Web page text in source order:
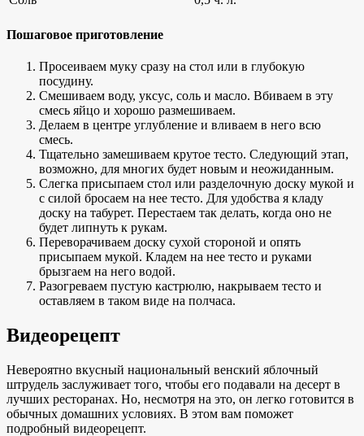
Пошаговое приготовление
Просеиваем муку сразу на стол или в глубокую
посудину.
Смешиваем воду, уксус, соль и масло. Вбиваем в эту
смесь яйцо и хорошо размешиваем.
Делаем в центре углубление и вливаем в него всю
смесь.
Тщательно замешиваем крутое тесто. Следующий этап,
возможно, для многих будет новым и неожиданным.
Слегка присыпаем стол или разделочную доску мукой и
с силой бросаем на нее тесто. Для удобства я кладу
доску на табурет. Перестаем так делать, когда оно не
будет липнуть к рукам.
Переворачиваем доску сухой стороной и опять
присыпаем мукой. Кладем на нее тесто и руками
брызгаем на него водой.
Разогреваем пустую кастрюлю, накрываем тесто и
оставляем в таком виде на полчаса.
Видеорецепт
Невероятно вкусный национальный венский яблочный
штрудель заслуживает того, чтобы его подавали на десерт в
лучших ресторанах. Но, несмотря на это, он легко готовится в
обычных домашних условиях. В этом вам поможет
подробный видеорецепт.